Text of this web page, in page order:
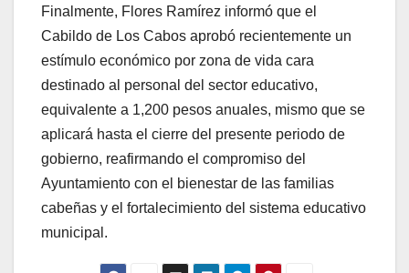
Finalmente, Flores Ramírez informó que el
Cabildo de Los Cabos aprobó recientemente un
estímulo económico por zona de vida cara
destinado al personal del sector educativo,
equivalente a 1,200 pesos anuales, mismo que se
aplicará hasta el cierre del presente periodo de
gobierno, reafirmando el compromiso del
Ayuntamiento con el bienestar de las familias
cabeñas y el fortalecimiento del sistema educativo
municipal.